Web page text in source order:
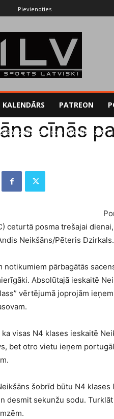
Pievienoties
KALENDĀRS PATREON
cīnās par otro vietu N4 klasē,
cīnās
ceturtā posma trešajai
Neikšāns/Pēteris Dzirkals.
notikumiem pārbagātās
Absolūtajā ieskaitē
vērtējumā joprojām
ka visas N4 klases ieskaitē
bet otro vietu ieņem
šobrīd būtu N4
desmit sekunžu sodu.